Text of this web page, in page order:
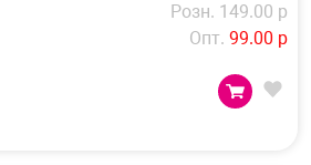
Розн. 149.00 р
Опт. 99.00 р